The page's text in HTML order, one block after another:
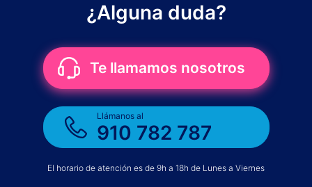
¿Alguna duda?
Te llamamos nosotros
Llámanos al
910 782 787
El horario de atención es de 9h a 18h de Lunes a Viernes